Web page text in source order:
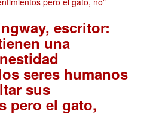
escritor:
una
seres humanos
sus
pero el gato,